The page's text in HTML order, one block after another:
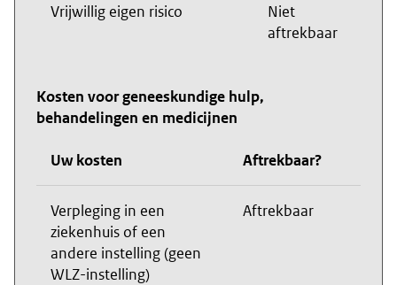
Vrijwillig eigen risico
Niet
aftrekbaar
Kosten voor geneeskundige hulp,
behandelingen en medicijnen
Uw kosten Aftrekbaar?
Verpleging in een
ziekenhuis of een
andere instelling (geen
WLZ-instelling)
Aftrekbaar